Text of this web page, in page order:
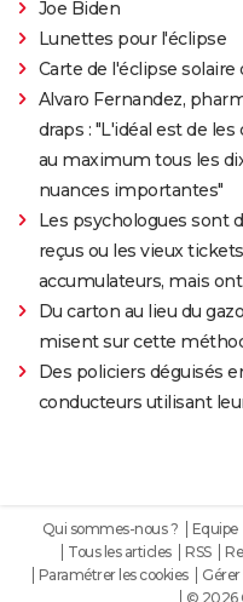
Joe Biden
Lunettes pour l'éclipse
Carte de l'éclipse solaire
Alvaro Fernandez,
draps : "L'idéal est de
au maximum tous les
nuances importantes"
Les psychologues sont
reçus ou les vieux
accumulateurs, mais
Du carton au lieu du
misent sur cette
Des policiers déguisés
conducteurs utilisant
Qui sommes-nous ? Equipe
Tous les articles
RSS
Paramétrer les cookies
© 2026